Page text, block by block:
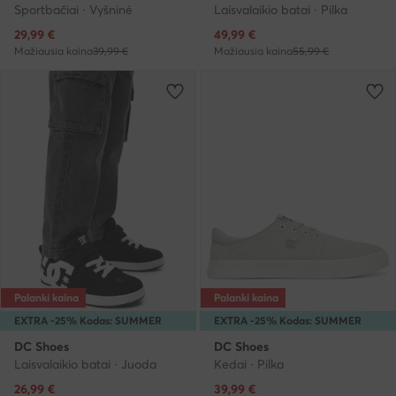
Sportbačiai · Vyšninė
Dabartinė kaina
29,99 €
Mažiausia kaina39,99 €
Laisvalaikio batai · Pilka
Dabartinė kaina
49,99 €
Mažiausia kaina55,99 €
EXTRA -25% Kodas: SUMMER
Palanki kaina
DC Shoes
Laisvalaikio batai · Juoda
Dabartinė kaina
26,99 €
EXTRA -25% Kodas: SUMMER
Palanki kaina
DC Shoes
Kedai · Pilka
Dabartinė kaina
39,99 €